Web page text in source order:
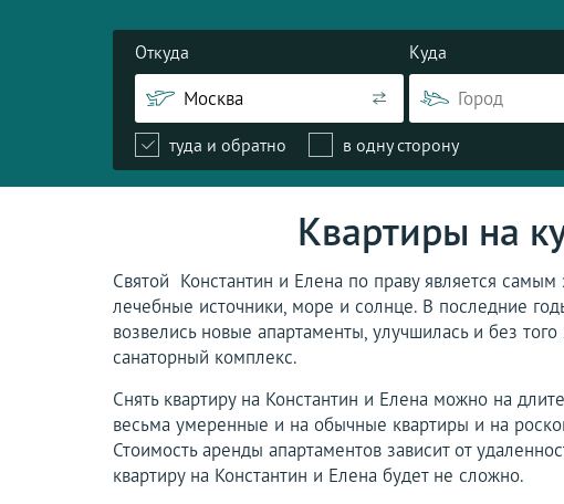
Откуда Куда
туда и обратно в одну сторону
Квартиры на
Святой Константин и Елена по праву является
лечебные источники, море и солнце. В последние
возвелись новые апартаменты, улучшилась и без
санаторный комплекс.
Снять квартиру на Константин и Елена можно на
весьма умеренные и на обычные квартиры и на
Стоимость аренды апартаментов зависит от
квартиру на Константин и Елена будет не сложно.